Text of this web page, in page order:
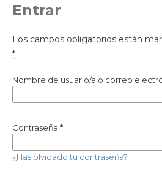
Entrar
Los campos obligatorios están
*
Nombre de usuario/a o correo
Contraseña *
¿Has olvidado tu contraseña?